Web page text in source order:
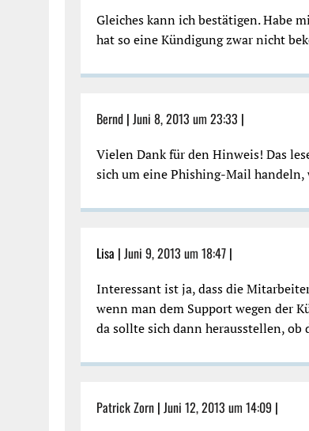
Gleiches kann ich bestätigen. Habe
hat so eine Kündigung zwar nicht
Bernd | Juni 8, 2013 um 23:33 |
Vielen Dank für den Hinweis! Das
sich um eine Phishing-Mail
Lisa | Juni 9, 2013 um 18:47 |
Interessant ist ja, dass die
wenn man dem Support wegen der
da sollte sich dann herausstellen, ob
Patrick Zorn | Juni 12, 2013 um 14:09 |